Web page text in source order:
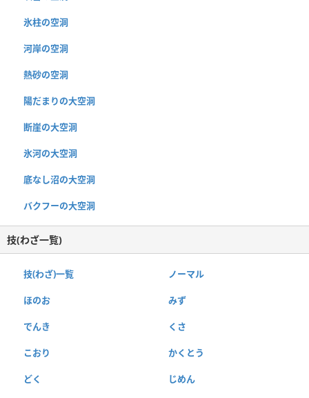
氷柱の空洞
河岸の空洞
熱砂の空洞
陽だまりの大空洞
断崖の大空洞
氷河の大空洞
底なし沼の大空洞
バクフーの大空洞
技(わざ一覧)
技(わざ)一覧 ノーマル
ほのお みず
でんき くさ
こおり かくとう
どく じめん